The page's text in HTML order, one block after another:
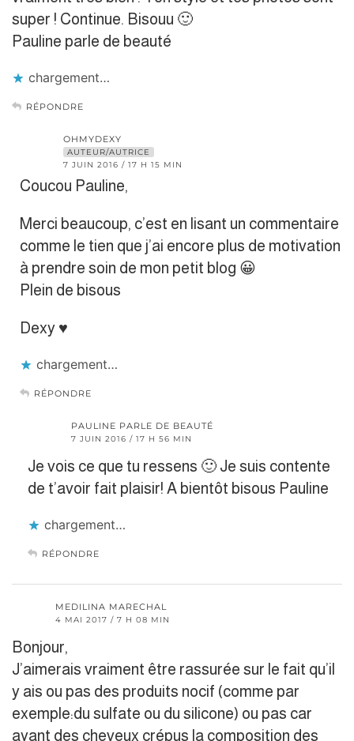
super ! Continue. Bisouu 🙂
Pauline parle de beauté
chargement…
RÉPONDRE
OHMYDEXY
AUTEUR/AUTRICE
7 JUIN 2016 / 17 H 15 MIN
Coucou Pauline,
Merci beaucoup, c’est en lisant un commentaire
comme le tien que j’ai encore plus de motivation
à prendre soin de mon petit blog 😀
Plein de bisous
Dexy ♥
chargement…
RÉPONDRE
PAULINE PARLE DE BEAUTÉ
7 JUIN 2016 / 17 H 56 MIN
Je vois ce que tu ressens 🙂 Je suis contente
de t’avoir fait plaisir! A bientôt bisous Pauline
chargement…
RÉPONDRE
MEDILINA MARECHAL
4 MAI 2017 / 7 H 08 MIN
Bonjour,
J’aimerais vraiment être rassurée sur le fait qu’il
y ais ou pas des produits nocif (comme par
exemple:du sulfate ou du silicone) ou pas car
ayant des cheveux crépus la composition des